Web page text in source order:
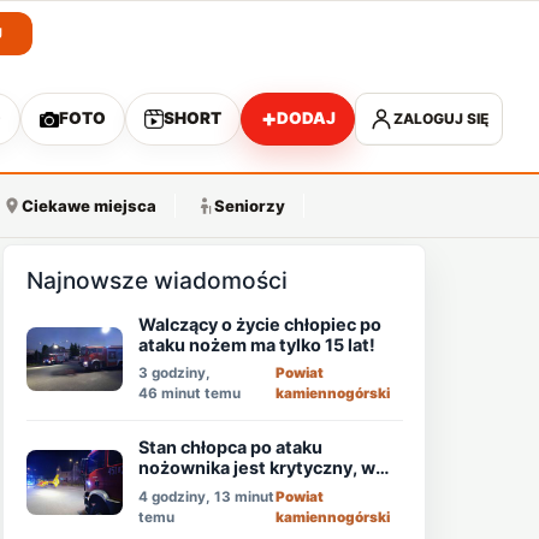
FOTO SHORT +DODAJ ZALOGUJ SIĘ
Ciekawe miejsca Seniorzy
Najnowsze wiadomości
Walczący o życie chłopiec po
ataku nożem ma tylko 15 lat!
3 godziny,
46 minut temu
Powiat
kamiennogórski
Stan chłopca po ataku
nożownika jest krytyczny, w
akcji śmigłowiec LPR!
4 godziny, 13 minut
temu
Powiat
kamiennogórski